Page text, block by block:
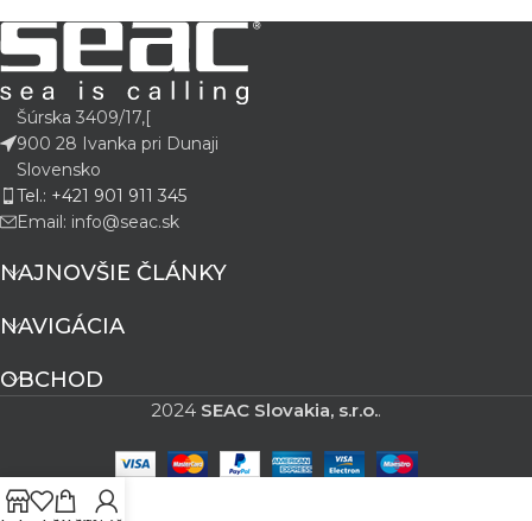
Šúrska 3409/17,[
900 28 Ivanka pri Dunaji
Slovensko
Tel.: +421 901 911 345
Email: info@seac.sk
NAJNOVŠIE ČLÁNKY
NAVIGÁCIA
OBCHOD
2024 SEAC Slovakia, s.r.o..